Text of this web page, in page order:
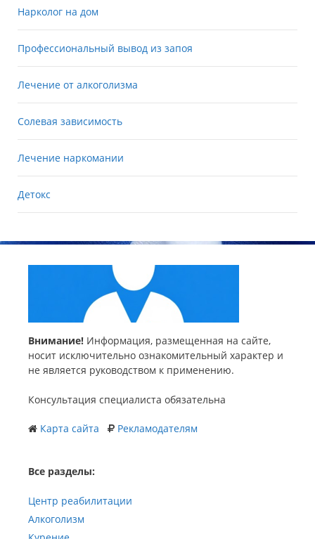
Нарколог на дом
Профессиональный вывод из запоя
Лечение от алкоголизма
Солевая зависимость
Лечение наркомании
Детокс
Внимание! Информация, размещенная на сайте,
носит исключительно ознакомительный характер и
не является руководством к применению.
Консультация специалиста обязательна
Карта сайта Рекламодателям
Все разделы:
Центр реабилитации
Алкоголизм